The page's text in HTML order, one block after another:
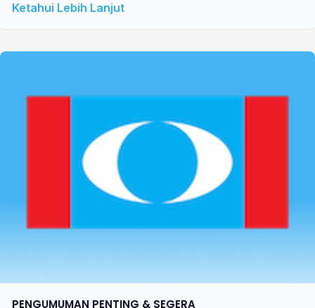
Ketahui Lebih Lanjut
PENGUMUMAN PENTING & SEGERA